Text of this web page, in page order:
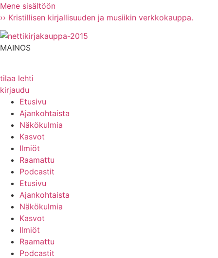
Mene sisältöön
›› Kristillisen kirjallisuuden ja musiikin verkkokauppa.
MAINOS
tilaa lehti
kirjaudu
Etusivu
Ajankohtaista
Näkökulmia
Kasvot
Ilmiöt
Raamattu
Podcastit
Etusivu
Ajankohtaista
Näkökulmia
Kasvot
Ilmiöt
Raamattu
Podcastit